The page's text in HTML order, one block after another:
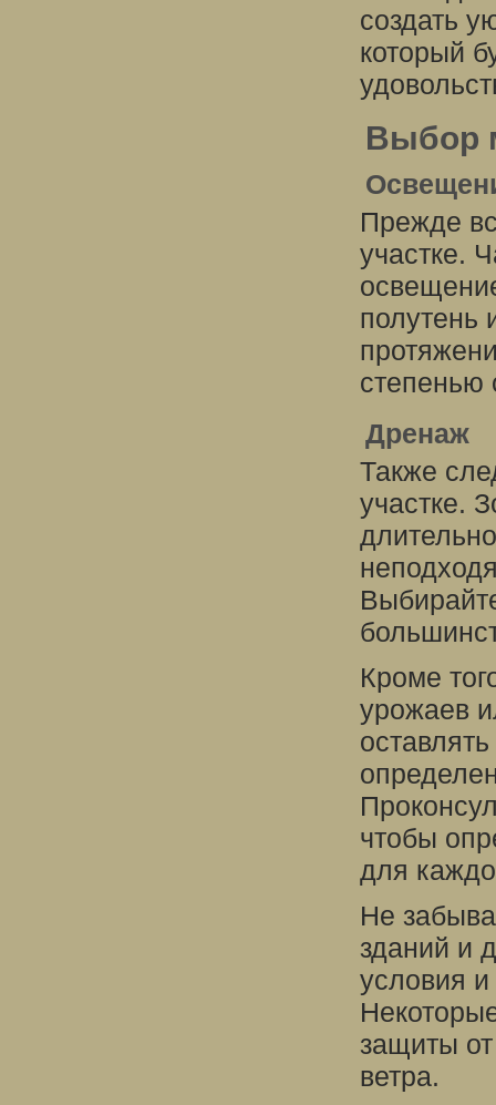
создать
который
Выбор
Прежде
участке.
полутень
степенью
Дренаж
Также
участке.
Кроме
урожаев
чтобы
для
Не
зданий и
условия
защиты от
ветра.